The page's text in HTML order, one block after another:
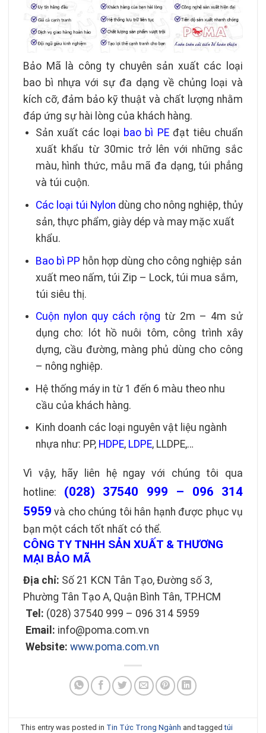
Bảo Mã là công ty chuyên sản xuất các loại
bao bì nhựa với sự đa dạng về chủng loại và
kích cỡ, đảm bảo kỹ thuật và chất lượng nhằm
đáp ứng sự hài lòng của khách hàng.
Sản xuất các loại bao bì PEđạt tiêu chuẩn
xuất khẩu từ 30mic trở lên với những sắc
màu, hình thức, mẫu mã đa dạng, túi phẳng
và túi cuộn.
Các loại túi Nylon dùng cho nông nghiệp, thủy
sản, thực phẩm, giày dép và may mặc xuất
khẩu.
Bao bì PP hỗn hợp dùng cho công nghiệp sản
xuất meo nấm, túi Zip – Lock, túi mua sắm,
túi siêu thị.
Cuộn nylon quy cách rộng từ 2m – 4m sử
dụng cho: lót hồ nuôi tôm, công trình xây
dựng, cầu đường, màng phủ dùng cho công
– nông nghiệp.
Hệ thống máy in từ 1 đến 6 màu theo nhu
cầu của khách hàng.
Kinh doanh các loại nguyên vật liệu ngành
nhựa như: PP, HDPE, LDPE, LLDPE,…
Vì vậy, hãy liên hệ ngay với chúng tôi qua
hotline: (028) 37540 999 – 096 314
5959 và cho chúng tôi hân hạnh được phục vụ
bạn một cách tốt nhất có thể.
CÔNG TY TNHH SẢN XUẤT & THƯƠNG
MẠI BẢO MÃ
Địa chỉ: Số 21 KCN Tân Tạo, Đường số 3,
Phường Tân Tạo A, Quận Bình Tân, TP.HCM
Tel: (028) 37540 999 – 096 314 5959
Email: info@poma.com.vn
Website: www.poma.com.vn
This entry was posted in Tin Tức Trong Ngành and taggedtúi